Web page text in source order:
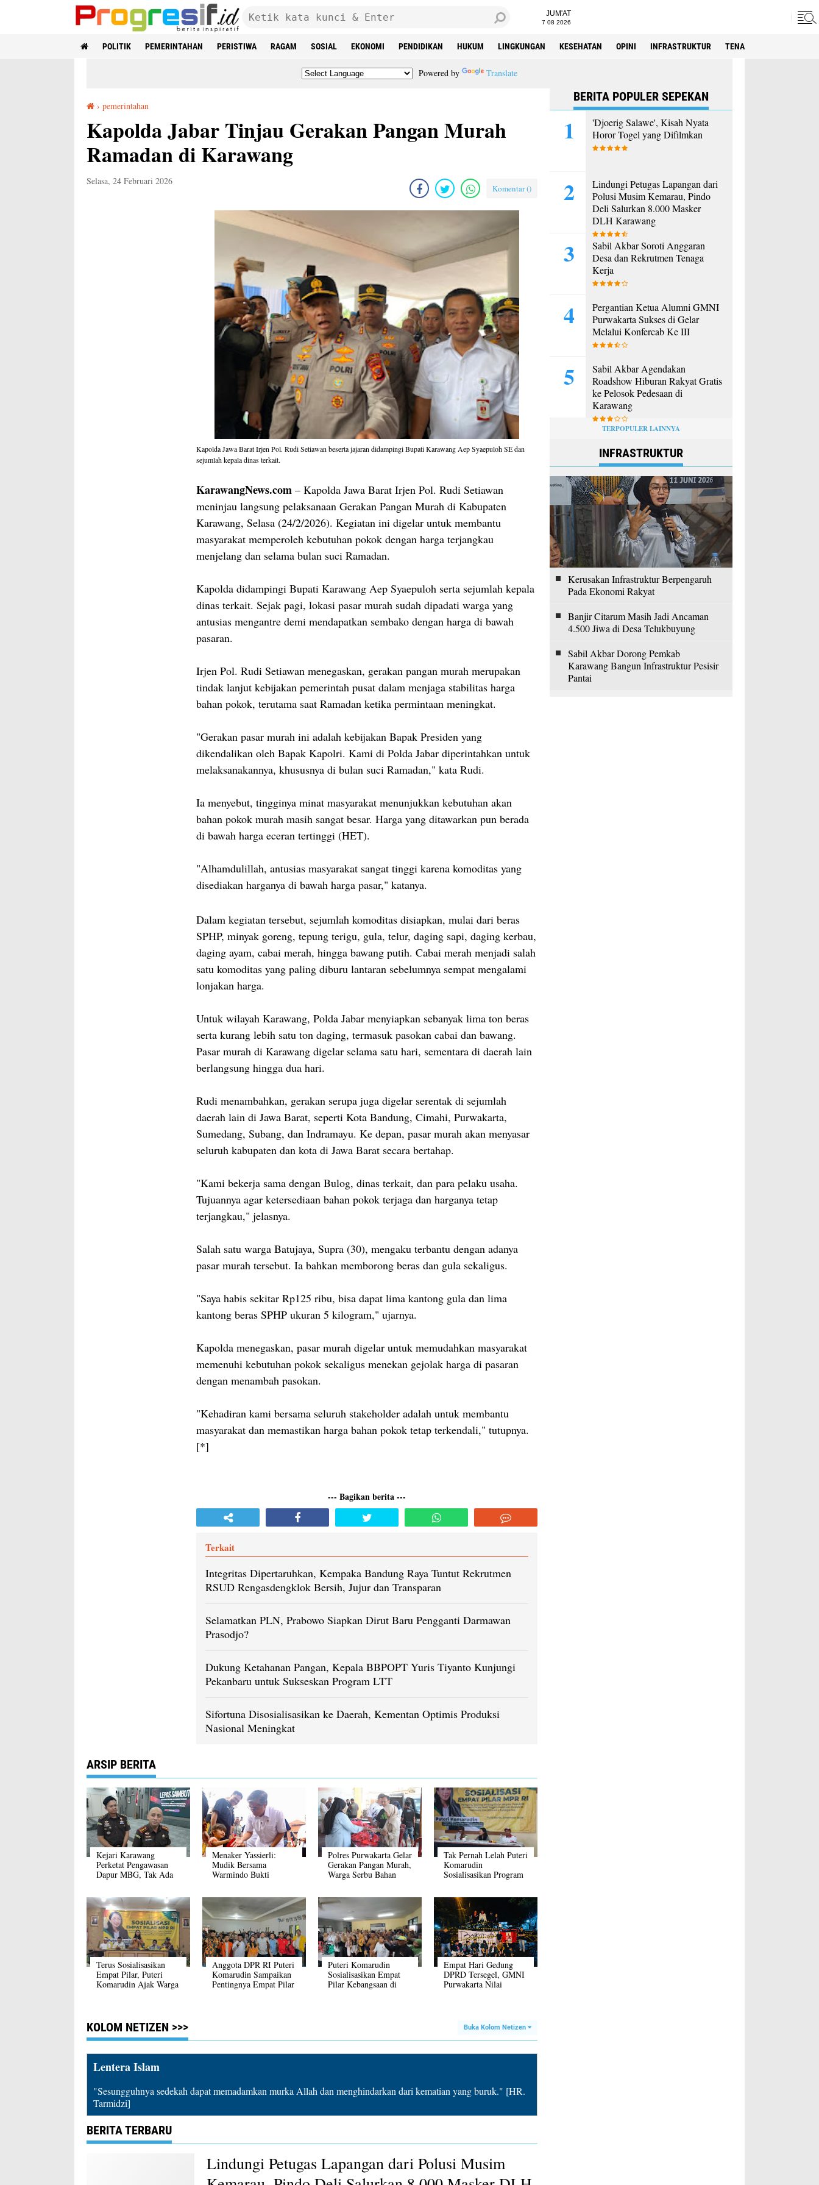
JUM'AT
7 08 2026
POLITIK PEMERINTAHAN PERISTIWA RAGAM SOSIAL EKONOMI PENDIDIKAN HUKUM LINGKUNGAN KESEHATAN OPINI INFRASTRUKTUR TENAGA KERJA
Powered by Translate
› pemerintahan
Kapolda Jabar Tinjau Gerakan Pangan Murah
Ramadan di Karawang
Selasa, 24 Februari 2026
Komentar ()
Kapolda Jawa Barat Irjen Pol. Rudi Setiawan beserta jajaran didampingi Bupati Karawang Aep Syaepuloh SE dan
sejumlah kepala dinas terkait.
KarawangNews.com – Kapolda Jawa Barat Irjen Pol. Rudi Setiawan
meninjau langsung pelaksanaan Gerakan Pangan Murah di Kabupaten
Karawang, Selasa (24/2/2026). Kegiatan ini digelar untuk membantu
masyarakat memperoleh kebutuhan pokok dengan harga terjangkau
menjelang dan selama bulan suci Ramadan.
Kapolda didampingi Bupati Karawang Aep Syaepuloh serta sejumlah kepala
dinas terkait. Sejak pagi, lokasi pasar murah sudah dipadati warga yang
antusias mengantre demi mendapatkan sembako dengan harga di bawah
pasaran.
Irjen Pol. Rudi Setiawan menegaskan, gerakan pangan murah merupakan
tindak lanjut kebijakan pemerintah pusat dalam menjaga stabilitas harga
bahan pokok, terutama saat Ramadan ketika permintaan meningkat.
"Gerakan pasar murah ini adalah kebijakan Bapak Presiden yang
dikendalikan oleh Bapak Kapolri. Kami di Polda Jabar diperintahkan untuk
melaksanakannya, khususnya di bulan suci Ramadan," kata Rudi.
Ia menyebut, tingginya minat masyarakat menunjukkan kebutuhan akan
bahan pokok murah masih sangat besar. Harga yang ditawarkan pun berada
di bawah harga eceran tertinggi (HET).
"Alhamdulillah, antusias masyarakat sangat tinggi karena komoditas yang
disediakan harganya di bawah harga pasar," katanya.
Dalam kegiatan tersebut, sejumlah komoditas disiapkan, mulai dari beras
SPHP, minyak goreng, tepung terigu, gula, telur, daging sapi, daging kerbau,
daging ayam, cabai merah, hingga bawang putih. Cabai merah menjadi salah
satu komoditas yang paling diburu lantaran sebelumnya sempat mengalami
lonjakan harga.
Untuk wilayah Karawang, Polda Jabar menyiapkan sebanyak lima ton beras
serta kurang lebih satu ton daging, termasuk pasokan cabai dan bawang.
Pasar murah di Karawang digelar selama satu hari, sementara di daerah lain
berlangsung hingga dua hari.
Rudi menambahkan, gerakan serupa juga digelar serentak di sejumlah
daerah lain di Jawa Barat, seperti Kota Bandung, Cimahi, Purwakarta,
Sumedang, Subang, dan Indramayu. Ke depan, pasar murah akan menyasar
seluruh kabupaten dan kota di Jawa Barat secara bertahap.
"Kami bekerja sama dengan Bulog, dinas terkait, dan para pelaku usaha.
Tujuannya agar ketersediaan bahan pokok terjaga dan harganya tetap
terjangkau," jelasnya.
Salah satu warga Batujaya, Supra (30), mengaku terbantu dengan adanya
pasar murah tersebut. Ia bahkan memborong beras dan gula sekaligus.
"Saya habis sekitar Rp125 ribu, bisa dapat lima kantong gula dan lima
kantong beras SPHP ukuran 5 kilogram," ujarnya.
Kapolda menegaskan, pasar murah digelar untuk memudahkan masyarakat
memenuhi kebutuhan pokok sekaligus menekan gejolak harga di pasaran
dengan menambah pasokan.
"Kehadiran kami bersama seluruh stakeholder adalah untuk membantu
masyarakat dan memastikan harga bahan pokok tetap terkendali," tutupnya.
[*]
--- Bagikan berita ---
Terkait
Integritas Dipertaruhkan, Kempaka Bandung Raya Tuntut Rekrutmen
RSUD Rengasdengklok Bersih, Jujur dan Transparan
Selamatkan PLN, Prabowo Siapkan Dirut Baru Pengganti Darmawan
Prasodjo?
Dukung Ketahanan Pangan, Kepala BBPOPT Yuris Tiyanto Kunjungi
Pekanbaru untuk Sukseskan Program LTT
Sifortuna Disosialisasikan ke Daerah, Kementan Optimis Produksi
Nasional Meningkat
ARSIP BERITA
Kejari Karawang
Perketat Pengawasan
Dapur MBG, Tak Ada
Menaker Yassierli:
Mudik Bersama
Warmindo Bukti
Polres Purwakarta Gelar
Gerakan Pangan Murah,
Warga Serbu Bahan
Tak Pernah Lelah Puteri
Komarudin
Sosialisasikan Program
Terus Sosialisasikan
Empat Pilar, Puteri
Komarudin Ajak Warga
Anggota DPR RI Puteri
Komarudin Sampaikan
Pentingnya Empat Pilar
Puteri Komarudin
Sosialisasikan Empat
Pilar Kebangsaan di
Empat Hari Gedung
DPRD Tersegel, GMNI
Purwakarta Nilai
KOLOM NETIZEN >>> Buka Kolom Netizen
Lentera Islam
"Sesungguhnya sedekah dapat memadamkan murka Allah dan menghindarkan dari kematian yang buruk." [HR.
Tarmidzi]
BERITA TERBARU
Lindungi Petugas Lapangan dari Polusi Musim
BERITA POPULER SEPEKAN
'Djoerig Salawe', Kisah Nyata
Horor Togel yang Difilmkan
Lindungi Petugas Lapangan dari
Polusi Musim Kemarau, Pindo
Deli Salurkan 8.000 Masker
DLH Karawang
Sabil Akbar Soroti Anggaran
Desa dan Rekrutmen Tenaga
Kerja
Pergantian Ketua Alumni GMNI
Purwakarta Sukses di Gelar
Melalui Konfercab Ke III
Sabil Akbar Agendakan
Roadshow Hiburan Rakyat Gratis
ke Pelosok Pedesaan di
Karawang
TERPOPULER LAINNYA
INFRASTRUKTUR
Kerusakan Infrastruktur Berpengaruh
Pada Ekonomi Rakyat
Banjir Citarum Masih Jadi Ancaman
4.500 Jiwa di Desa Telukbuyung
Sabil Akbar Dorong Pemkab
Karawang Bangun Infrastruktur Pesisir
Pantai